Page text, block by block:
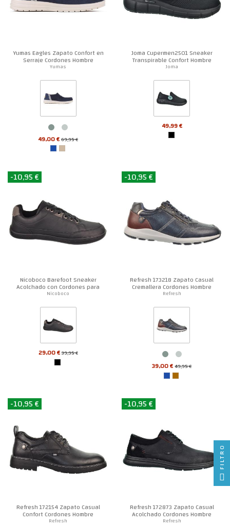
Yumas Eagles Zapato Confort en
Serraje Cordones Hombre
Yumas
49,00 €69,95 €
Joma Cupermen2501 Sneaker
Transpirable Confort Hombre
Joma
49,99 €
-10,95 €
Nicoboco Barefoot Sneaker
Acolchado con Cordones para
Hombre
Nicoboco
29,00 €39,95 €
-10,95 €
Refresh 173218 Zapato Casual
Cremallera Cordones Hombre
Refresh
39,00 €49,95 €
-10,95 €
Refresh 172154 Zapato Casual
Confort Cordones Hombre
Refresh
-10,95 €
Refresh 172873 Zapato Casual
Acolchado Cordones Hombre
Refresh
FILTRO